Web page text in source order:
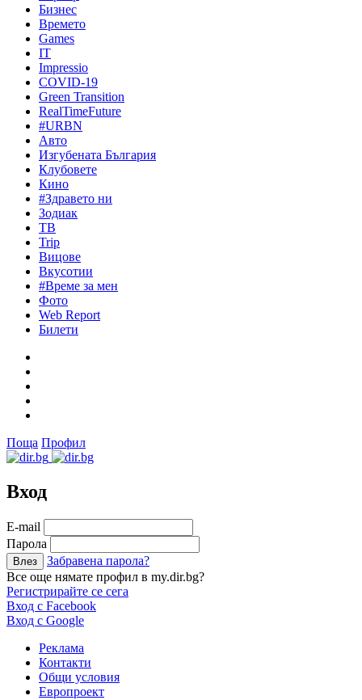
Бизнес
Времето
Games
IT
Impressio
COVID-19
Green Transition
RealTimeFuture
#URBN
Авто
Изгубената България
Клубовете
Кино
#Здравето ни
Зодиак
ТВ
Trip
Вицове
Вкусотии
#Време за мен
Фото
Web Report
Билети
Поща Профил
Вход
Е-mail
Парола
Забравена парола?
Все още нямате профил в my.dir.bg?
Регистрирайте се сега
Вход с Facebook
Вход с Google
Реклама
Контакти
Общи условия
Европроект